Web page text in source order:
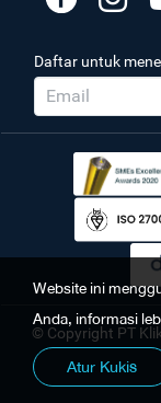
Daftar untuk
© Copyright PT
Website ini
Anda, informasi
Atur Kukis